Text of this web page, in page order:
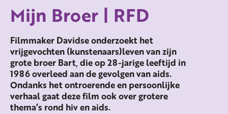
Mijn Broer | RFD
Filmmaker Davidse onderzoekt het
vrijgevochten (kunstenaars)leven van zijn
grote broer Bart, die op 28-jarige leeftijd in
1986 overleed aan de gevolgen van aids.
Ondanks het ontroerende en persoonlijke
verhaal gaat deze film ook over grotere
thema’s rond hiv en aids.